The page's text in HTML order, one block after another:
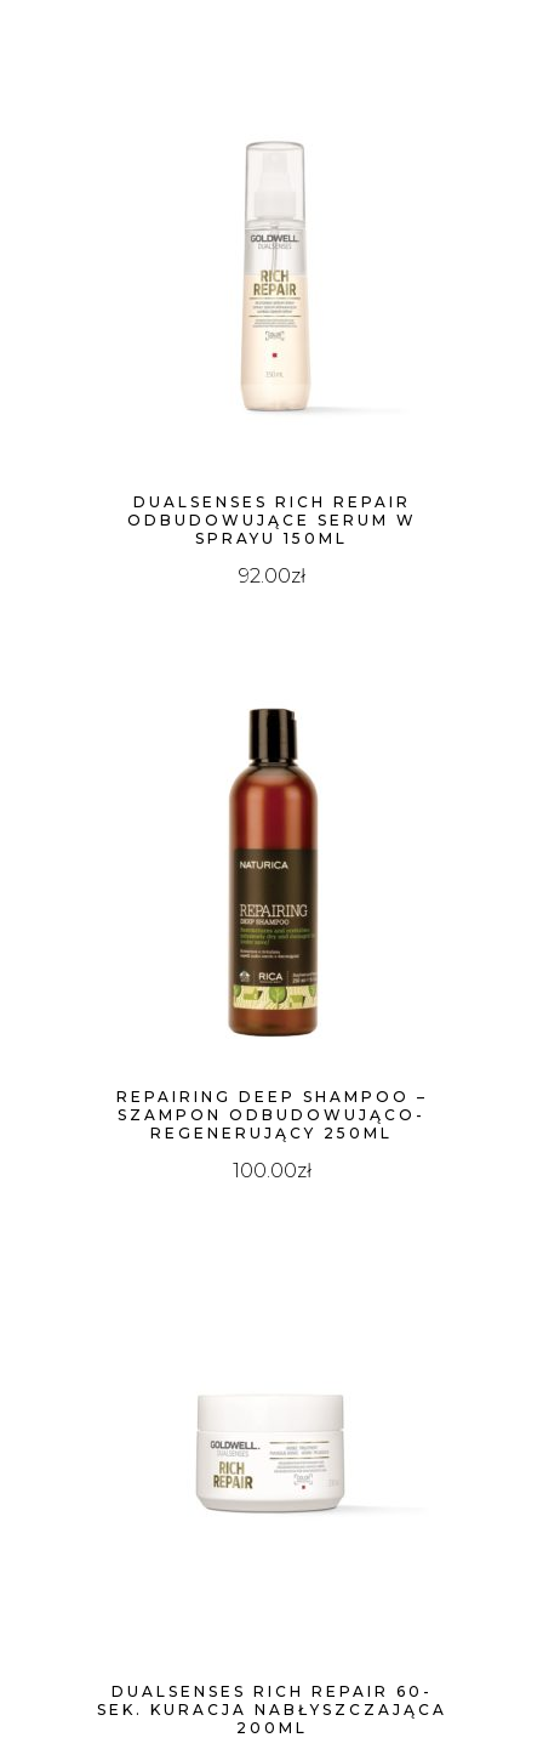
DUALSENSES RICH REPAIR
ODBUDOWUJĄCE SERUM W
SPRAYU 150ML
92.00zł
REPAIRING DEEP SHAMPOO –
SZAMPON ODBUDOWUJĄCO-
REGENERUJĄCY 250ML
100.00zł
DUALSENSES RICH REPAIR 60-
SEK. KURACJA NABŁYSZCZAJĄCA
200ML